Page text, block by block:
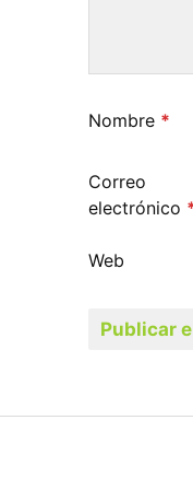
Nombre *
Correo
electrónico
Web